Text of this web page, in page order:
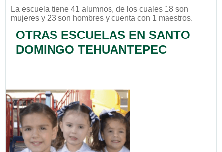
La escuela tiene 41 alumnos, de los cuales 18 son
mujeres y 23 son hombres y cuenta con 1 maestros.
OTRAS ESCUELAS EN SANTO
DOMINGO TEHUANTEPEC